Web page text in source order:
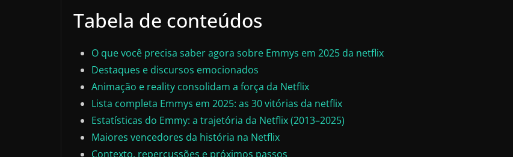
Tabela de conteúdos
O que você precisa saber agora sobre Emmys em 2025 da netflix
Destaques e discursos emocionados
Animação e reality consolidam a força da Netflix
Lista completa Emmys em 2025: as 30 vitórias da netflix
Estatísticas do Emmy: a trajetória da Netflix (2013–2025)
Maiores vencedores da história na Netflix
Contexto, repercussões e próximos passos